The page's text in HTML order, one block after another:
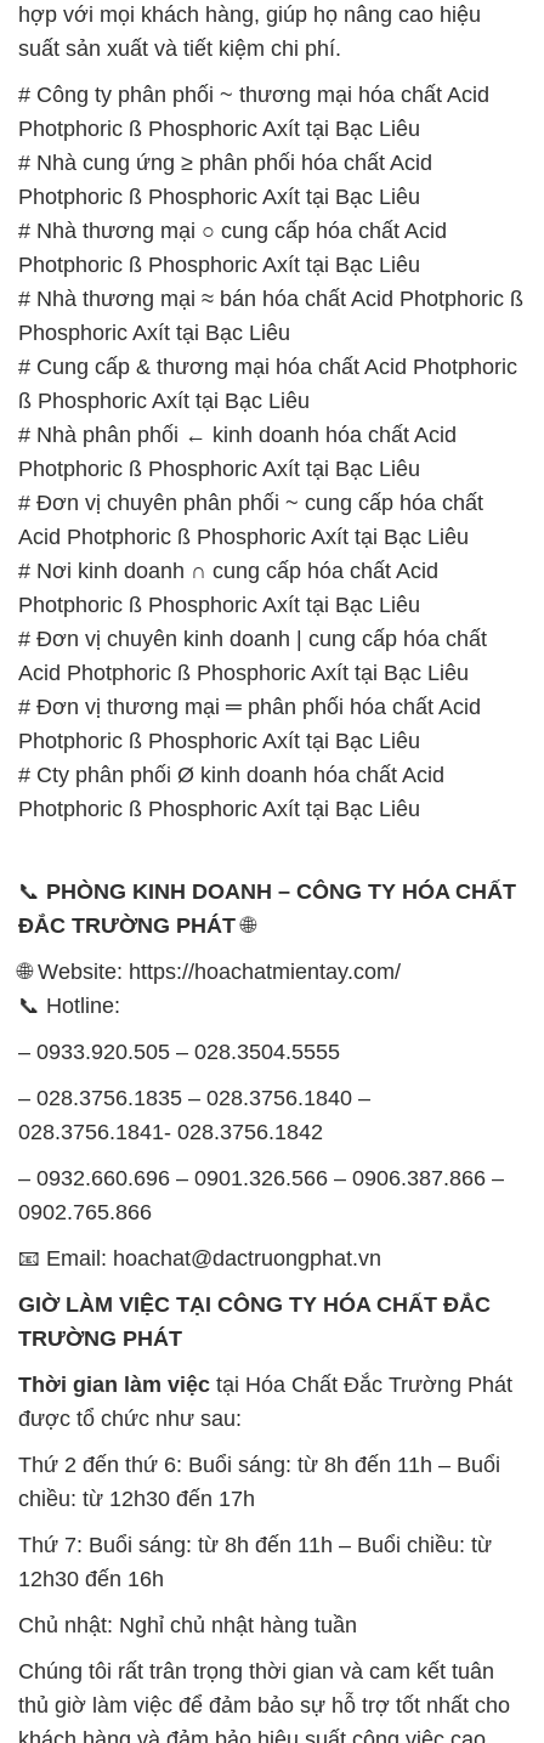
# Nhà cung ứng ≥ phân phối hóa chất Acid
Photphoric ß Phosphoric Axít tại Bạc Liêu
# Nhà thương mại ○ cung cấp hóa chất Acid
Photphoric ß Phosphoric Axít tại Bạc Liêu
# Nhà thương mại ≈ bán hóa chất Acid Photphoric ß
Phosphoric Axít tại Bạc Liêu
# Cung cấp & thương mại hóa chất Acid Photphoric
ß Phosphoric Axít tại Bạc Liêu
# Nhà phân phối ← kinh doanh hóa chất Acid
Photphoric ß Phosphoric Axít tại Bạc Liêu
# Đơn vị chuyên phân phối ~ cung cấp hóa chất
Acid Photphoric ß Phosphoric Axít tại Bạc Liêu
# Nơi kinh doanh ∩ cung cấp hóa chất Acid
Photphoric ß Phosphoric Axít tại Bạc Liêu
# Đơn vị chuyên kinh doanh | cung cấp hóa chất
Acid Photphoric ß Phosphoric Axít tại Bạc Liêu
# Đơn vị thương mại ═ phân phối hóa chất Acid
Photphoric ß Phosphoric Axít tại Bạc Liêu
# Cty phân phối Ø kinh doanh hóa chất Acid
Photphoric ß Phosphoric Axít tại Bạc Liêu
📞PHÒNG KINH DOANH – CÔNG TY HÓA CHẤT
ĐẮC TRƯỜNG PHÁT🌐
🌐 Website: https://hoachatmientay.com/
– 0933.920.505 – 028.3504.5555
028.3756.1841- 028.3756.1842
0902.765.866
📧 Email: hoachat@dactruongphat.vn
TRƯỜNG PHÁT
được tổ chức như sau:
Thứ 2 đến thứ 6: Buổi sáng: từ 8h đến 11h – Buổi
chiều: từ 12h30 đến 17h
Thứ 7: Buổi sáng: từ 8h đến 11h – Buổi chiều: từ
12h30 đến 16h
Chủ nhật: Nghỉ chủ nhật hàng tuần
thủ giờ làm việc để đảm bảo sự hỗ trợ tốt nhất cho
khách hàng và đảm bảo hiệu suất công việc cao
nhất của nhân viên.
BẢN ĐỒ MAP TẠI CÔNG TY HÓA CHẤT ĐẮC
TRƯỜNG PHÁT